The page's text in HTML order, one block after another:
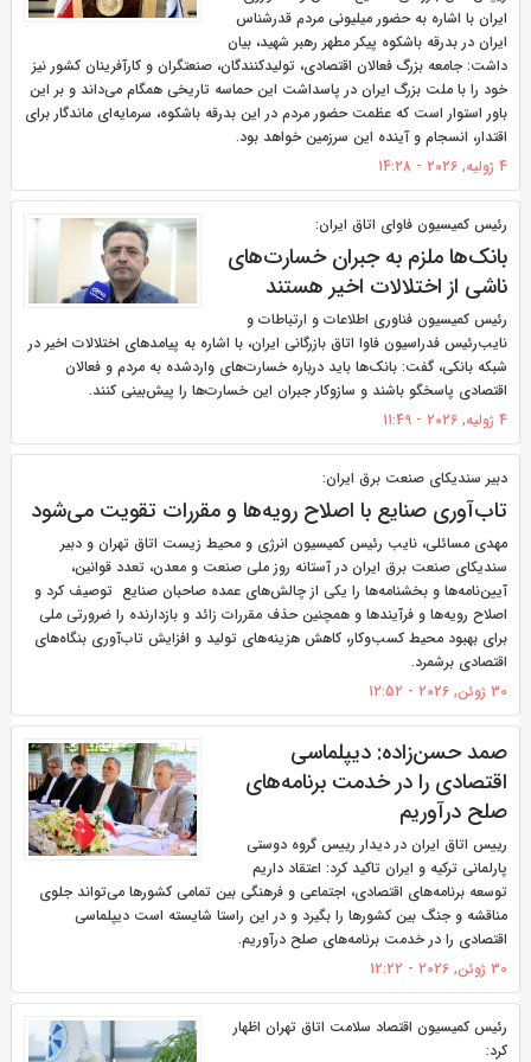
ایران با اشاره به حضور میلیونی مردم قدرشناس
ایران در بدرقه باشکوه پیکر مطهر رهبر شهید، بیان
داشت: جامعه بزرگ فعالان اقتصادی، تولیدکنندگان، صنعتگران و کارآفرینان کشور نیز
خود را با ملت بزرگ ایران در پاسداشت این حماسه تاریخی همگام می‌داند و بر این
باور استوار است که عظمت حضور مردم در این بدرقه باشکوه، سرمایه‌ای ماندگار برای
اقتدار، انسجام و آینده این سرزمین خواهد بود.
4 ژولیه, 2026 - 14:28
رئیس کمیسیون فاوای اتاق ایران:
بانک‌ها ملزم به جبران خسارت‌های
ناشی از اختلالات اخیر هستند
رئیس کمیسیون فناوری اطلاعات و ارتباطات و
نایب‌رئیس فدراسیون فاوا اتاق بازرگانی ایران، با اشاره به پیامدهای اختلالات اخیر در
شبکه بانکی، گفت: بانک‌ها باید درباره خسارت‌های واردشده به مردم و فعالان
اقتصادی پاسخگو باشند و سازوکار جبران این خسارت‌ها را پیش‌بینی کنند.
4 ژولیه, 2026 - 11:49
دبیر سندیکای صنعت برق ایران:
تاب‌آوری صنایع با اصلاح رویه‌ها و مقررات تقویت می‌شود
مهدی مسائلی، نایب رئیس کمیسیون انرژی و محیط زیست اتاق تهران و دبیر
سندیکای صنعت برق ایران در آستانه روز ملی صنعت و معدن، تعدد قوانین،
آیین‌نامه‌ها و بخشنامه‌ها را یکی از چالش‌های عمده صاحبان صنایع توصیف کرد و
اصلاح رویه‌ها و فرآیندها و همچنین حذف مقررات زائد و بازدارنده را ضرورتی ملی
برای بهبود محیط کسب‌وکار، کاهش هزینه‌های تولید و افزایش تاب‌آوری بنگاه‌های
اقتصادی برشمرد.
30 ژوئن, 2026 - 12:52
صمد حسن‌زاده: دیپلماسی
اقتصادی را در خدمت برنامه‌های
صلح درآوریم
رییس اتاق ایران در دیدار رییس گروه دوستی
پارلمانی ترکیه و ایران تاکید کرد: اعتقاد داریم
توسعه برنامه‌های اقتصادی، اجتماعی و فرهنگی بین تمامی کشورها می‌تواند جلوی
مناقشه و جنگ بین کشورها را بگیرد و در این راستا شایسته است دیپلماسی
اقتصادی را در خدمت برنامه‌های صلح درآوریم.
30 ژوئن, 2026 - 12:22
رئیس کمیسیون اقتصاد سلامت اتاق تهران اظهار
کرد: